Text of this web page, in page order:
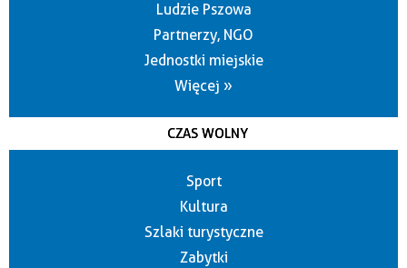
Ludzie Pszowa
Partnerzy, NGO
Jednostki miejskie
Więcej »
CZAS WOLNY
Sport
Kultura
Szlaki turystyczne
Zabytki